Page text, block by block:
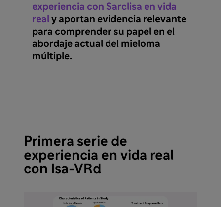
experiencia con Sarclisa en vida
real y aportan evidencia relevante
para comprender su papel en el
abordaje actual del mieloma
múltiple.
Primera serie de
experiencia en vida real
con Isa-VRd